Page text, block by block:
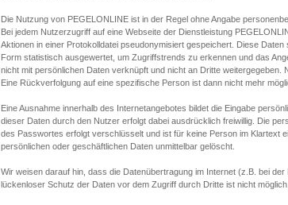
Die Nutzung von PEGELONLINE ist in der Regel ohne Angabe
Bei jedem Nutzerzugriff auf eine Webseite der Dienstleistung
Aktionen in einer Protokolldatei pseudonymisiert gespeichert. Diese
Form statistisch ausgewertet, um Zugriffstrends zu erkennen und das
nicht mit persönlichen Daten verknüpft und nicht an Dritte
Eine Rückverfolgung auf eine spezifische Person ist dann nicht mehr
Eine Ausnahme innerhalb des Internetangebotes bildet die Eingabe
dieser Daten durch den Nutzer erfolgt dabei ausdrücklich freiwillig. Die
des Passwortes erfolgt verschlüsselt und ist für keine Person im Klartext
persönlichen oder geschäftlichen Daten unmittelbar gelöscht.
Wir weisen darauf hin, dass die Datenübertragung im Internet (z.B. bei
lückenloser Schutz der Daten vor dem Zugriff durch Dritte ist nicht möglich.